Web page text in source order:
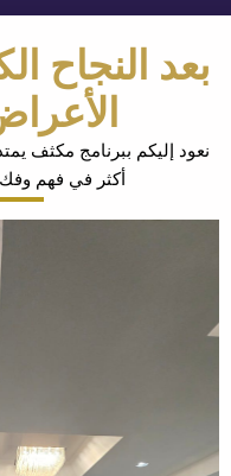
النجاح
الأعراض
أكثر في فهم وفك شفرة